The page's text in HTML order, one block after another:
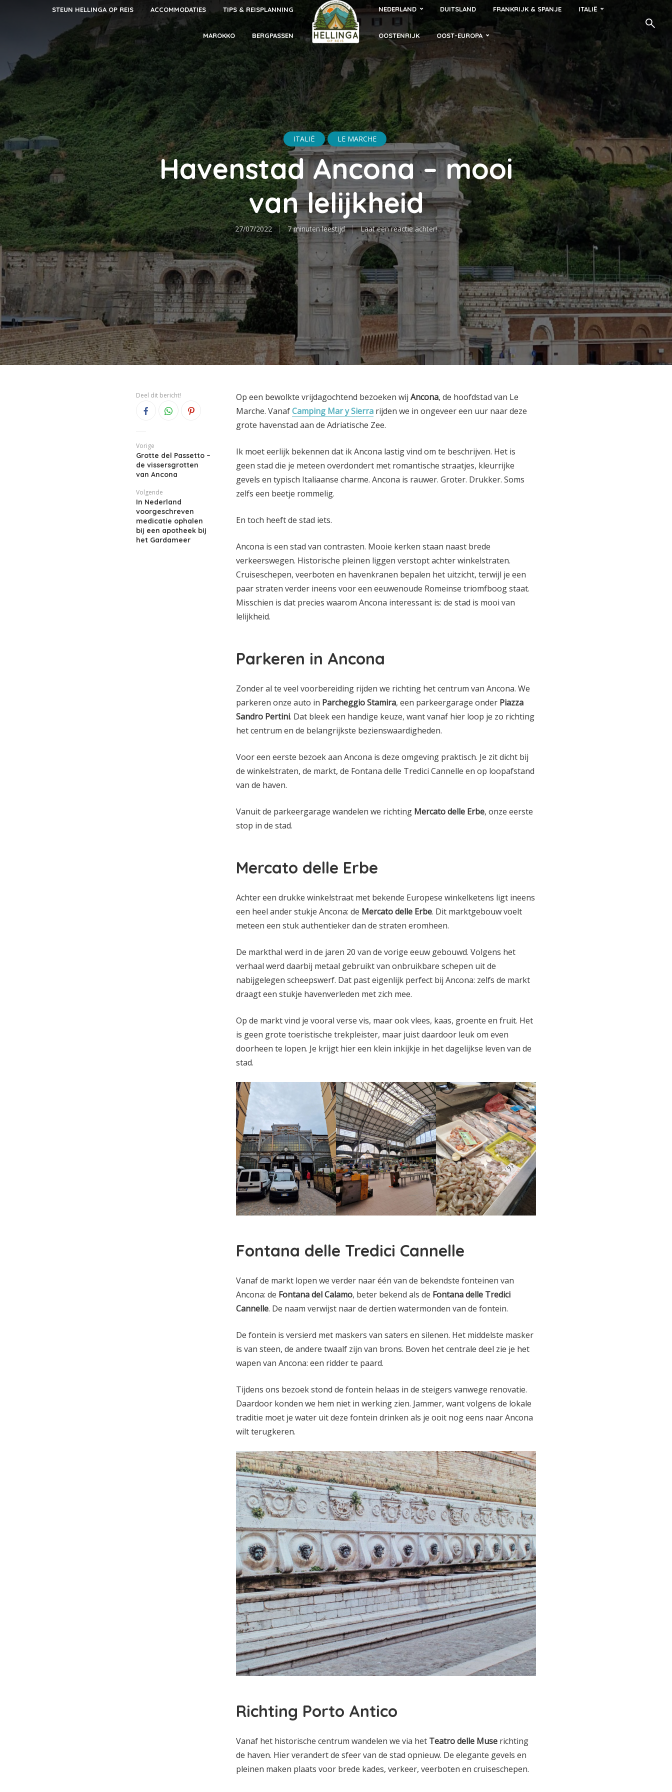
STEUN HELLINGA OP REIS ACCOMMODATIES TIPS & REISPLANNING
MAROKKO BERGPASSEN
NEDERLAND DUITSLAND FRANKRIJK & SPANJE ITALIË
OOSTENRIJK OOST-EUROPA
ITALIË LE MARCHE
Havenstad Ancona – mooi
van lelijkheid
27/07/2022 7 minuten leestijd Laat een reactie achter!
Deel dit bericht!
Vorige
Grotte del Passetto –
de vissersgrotten
van Ancona
Volgende
In Nederland
voorgeschreven
medicatie ophalen
bij een apotheek bij
het Gardameer
Op een bewolkte vrijdagochtend bezoeken wij Ancona, de hoofdstad van Le
Marche. VanafCamping Mar y Sierra rijden we in ongeveer een uur naar deze
grote havenstad aan de Adriatische Zee.
Ik moet eerlijk bekennen dat ik Ancona lastig vind om te beschrijven. Het is
geen stad die je meteen overdondert met romantische straatjes, kleurrijke
gevels en typisch Italiaanse charme. Ancona is rauwer. Groter. Drukker. Soms
zelfs een beetje rommelig.
En toch heeft de stad iets.
Ancona is een stad van contrasten. Mooie kerken staan naast brede
verkeerswegen. Historische pleinen liggen verstopt achter winkelstraten.
Cruiseschepen, veerboten en havenkranen bepalen het uitzicht, terwijl je een
paar straten verder ineens voor een eeuwenoude Romeinse triomfboog staat.
Misschien is dat precies waarom Ancona interessant is: de stad is mooi van
lelijkheid.
Parkeren in Ancona
Zonder al te veel voorbereiding rijden we richting het centrum van Ancona. We
parkeren onze auto in Parcheggio Stamira, een parkeergarage onder Piazza
Sandro Pertini. Dat bleek een handige keuze, want vanaf hier loop je zo richting
het centrum en de belangrijkste bezienswaardigheden.
Voor een eerste bezoek aan Ancona is deze omgeving praktisch. Je zit dicht bij
de winkelstraten, de markt, de Fontana delle Tredici Cannelle en op loopafstand
van de haven.
Vanuit de parkeergarage wandelen we richting Mercato delle Erbe, onze eerste
stop in de stad.
Mercato delle Erbe
Achter een drukke winkelstraat met bekende Europese winkelketens ligt ineens
een heel ander stukje Ancona: de Mercato delle Erbe. Dit marktgebouw voelt
meteen een stuk authentieker dan de straten eromheen.
De markthal werd in de jaren 20 van de vorige eeuw gebouwd. Volgens het
verhaal werd daarbij metaal gebruikt van onbruikbare schepen uit de
nabijgelegen scheepswerf. Dat past eigenlijk perfect bij Ancona: zelfs de markt
draagt een stukje havenverleden met zich mee.
Op de markt vind je vooral verse vis, maar ook vlees, kaas, groente en fruit. Het
is geen grote toeristische trekpleister, maar juist daardoor leuk om even
doorheen te lopen. Je krijgt hier een klein inkijkje in het dagelijkse leven van de
stad.
Fontana delle Tredici Cannelle
Vanaf de markt lopen we verder naar één van de bekendste fonteinen van
Ancona: de Fontana del Calamo, beter bekend als de Fontana delle Tredici
Cannelle. De naam verwijst naar de dertien watermonden van de fontein.
De fontein is versierd met maskers van saters en silenen. Het middelste masker
is van steen, de andere twaalf zijn van brons. Boven het centrale deel zie je het
wapen van Ancona: een ridder te paard.
Tijdens ons bezoek stond de fontein helaas in de steigers vanwege renovatie.
Daardoor konden we hem niet in werking zien. Jammer, want volgens de lokale
traditie moet je water uit deze fontein drinken als je ooit nog eens naar Ancona
wilt terugkeren.
Richting Porto Antico
Vanaf het historische centrum wandelen we via het Teatro delle Muse richting
de haven. Hier verandert de sfeer van de stad opnieuw. De elegante gevels en
pleinen maken plaats voor brede kades, verkeer, veerboten en cruiseschepen.